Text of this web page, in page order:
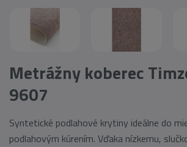
Metrážny koberec
9607
Syntetické podlahové krytiny ideálne do
podlahovým kúrením. Vďaka nízkemu,